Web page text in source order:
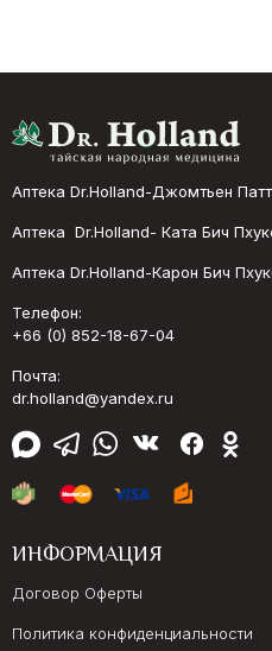
Аптека Dr.Holland-Джомтьен
Аптека Dr.Holland- Ката Бич
Аптека Dr.Holland-Карон Бич
Телефон:
+66 (0) 852-18-67-04
Почта:
dr.holland@yandex.ru
ИНФОРМАЦИЯ
Договор Оферты
Политика конфиденциальности